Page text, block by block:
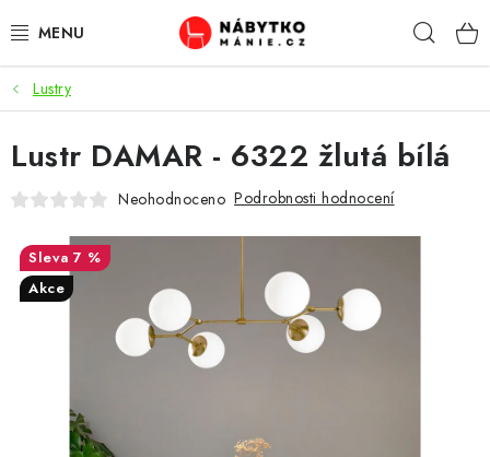
na
OBÝVACÍ POKOJ
KUCHYŇ A JÍDELNA
LOŽNICE
DĚTSKÝ POKOJ
KANCELÁŘ / PRACOVNA
PŘEDSÍŇ
Lustry
Lustr DAMAR - 6322 žlutá bílá
Neohodnoceno Podrobnosti hodnocení
7 %
Akce